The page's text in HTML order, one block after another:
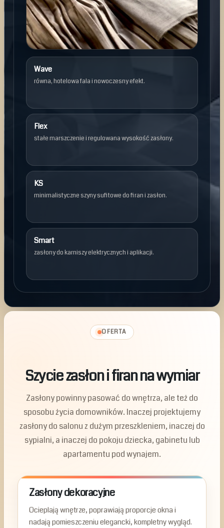
Wave
równa, hotelowa fala i nowoczesny efekt.
Flex
stałe marszczenie i regulowana wysokość zasłony.
KS
minimalistyczne szyny sufitowe do firan i zasłon.
Smart
zasłony do karniszy elektrycznych i aplikacji.
OFERTA
Szycie zasłon i firan na wymiar
Zasłony powinny pasować do wnętrza, ale też do
sposobu życia domowników. Inaczej projektujemy
zasłony do salonu z dużym przeszkleniem, inaczej do
sypialni, a inaczej do pokoju dziecka, gabinetu lub
apartamentu pod wynajem.
Zasłony dekoracyjne
Ocieplają wnętrze, poprawiają proporcje okna i
nadają pomieszczeniu elegancki, kompletny wygląd.